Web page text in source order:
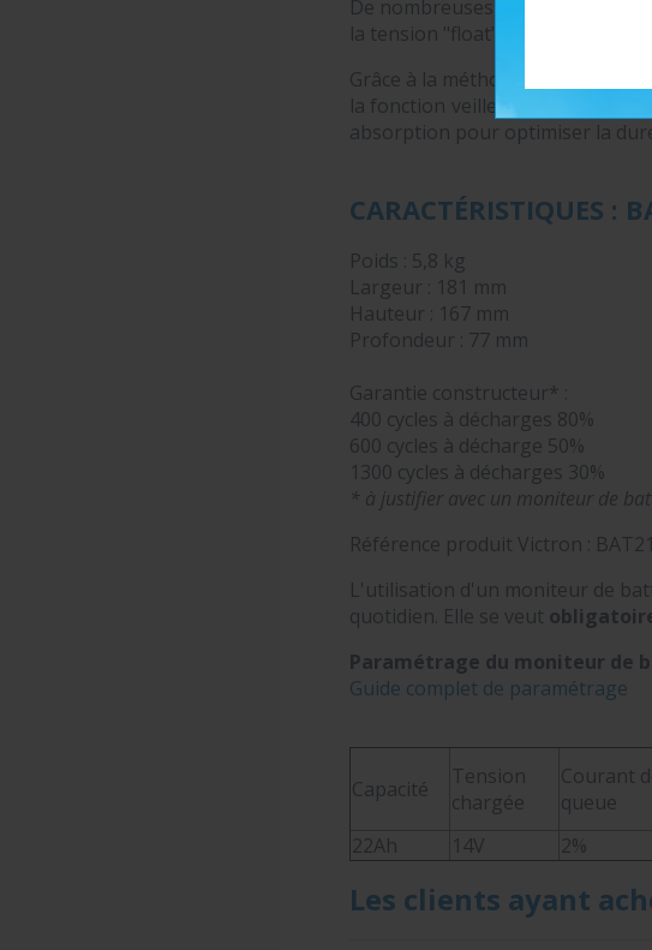
De nombreuses études
la tension "float" (d'entretien),
Grâce à la méthode de charge
la fonction veille. Découvrez
absorption pour optimiser la
CARACTÉRISTIQUES :
Poids : 5,8 kg
Largeur : 181 mm
Hauteur : 167 mm
Profondeur : 77 mm
Garantie constructeur* :
400 cycles à décharges 80%
600 cycles à décharge 50%
1300 cycles à décharges 30%
* à justifier avec un moniteur de
Référence produit Victron :
L'utilisation d'un moniteur de
quotidien. Elle se veut
Paramétrage du moniteur de
Guide complet de paramétrage
Capacité
Tension
chargée
Courant
queue
22Ah
14V 2%
Les clients ayant